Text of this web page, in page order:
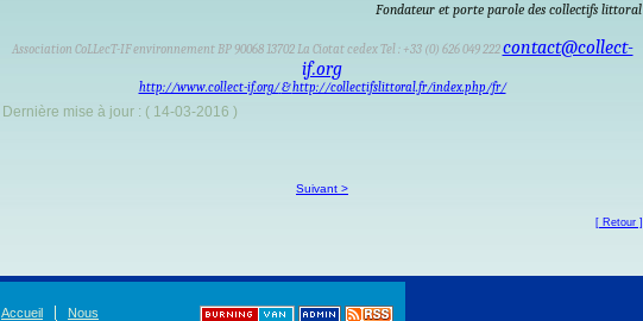
Fondateur et porte parole des collectifs littoral
Association CoLLecT-IF environnement BP 90068 13702 La Ciotat cedex Tel : +33 (0) 626 049 222contact@collect-
if.org
http://www.collect-if.org/&http://collectifslittoral.fr/index.php/fr/
Dernière mise à jour : ( 14-03-2016 )
Suivant >
[ Retour ]
Accueil
Nous